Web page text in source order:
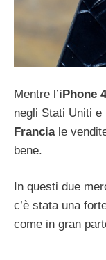
Mentre l’iPhone
negli Stati Uniti e
Franciale
bene.
In questi due
c’è stata una
come in gran